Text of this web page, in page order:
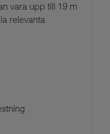
vara upp till 19 m
relevanta